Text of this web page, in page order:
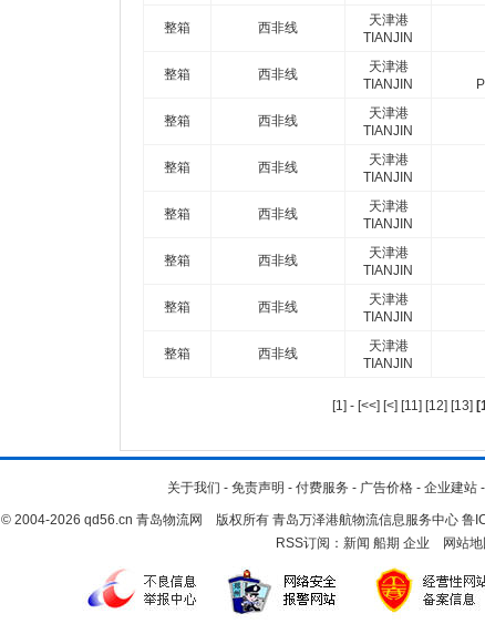
整箱 西非线
天津港
TIANJIN
整箱 西非线
天津港
TIANJIN
整箱 西非线
天津港
TIANJIN
整箱 西非线
天津港
TIANJIN
整箱 西非线
天津港
TIANJIN
整箱 西非线
天津港
TIANJIN
整箱 西非线
天津港
TIANJIN
整箱 西非线
天津港
TIANJIN
[1] - [<<] [<] [11] [12] [13]
关于我们 - 免责声明 - 付费服务 - 广告价格 - 企业建站 -
© 2004-2026 qd56.cn 青岛物流网 版权所有 青岛万泽港航物流信息服务中心 鲁
RSS订阅： 新闻 船期 企业 网站地